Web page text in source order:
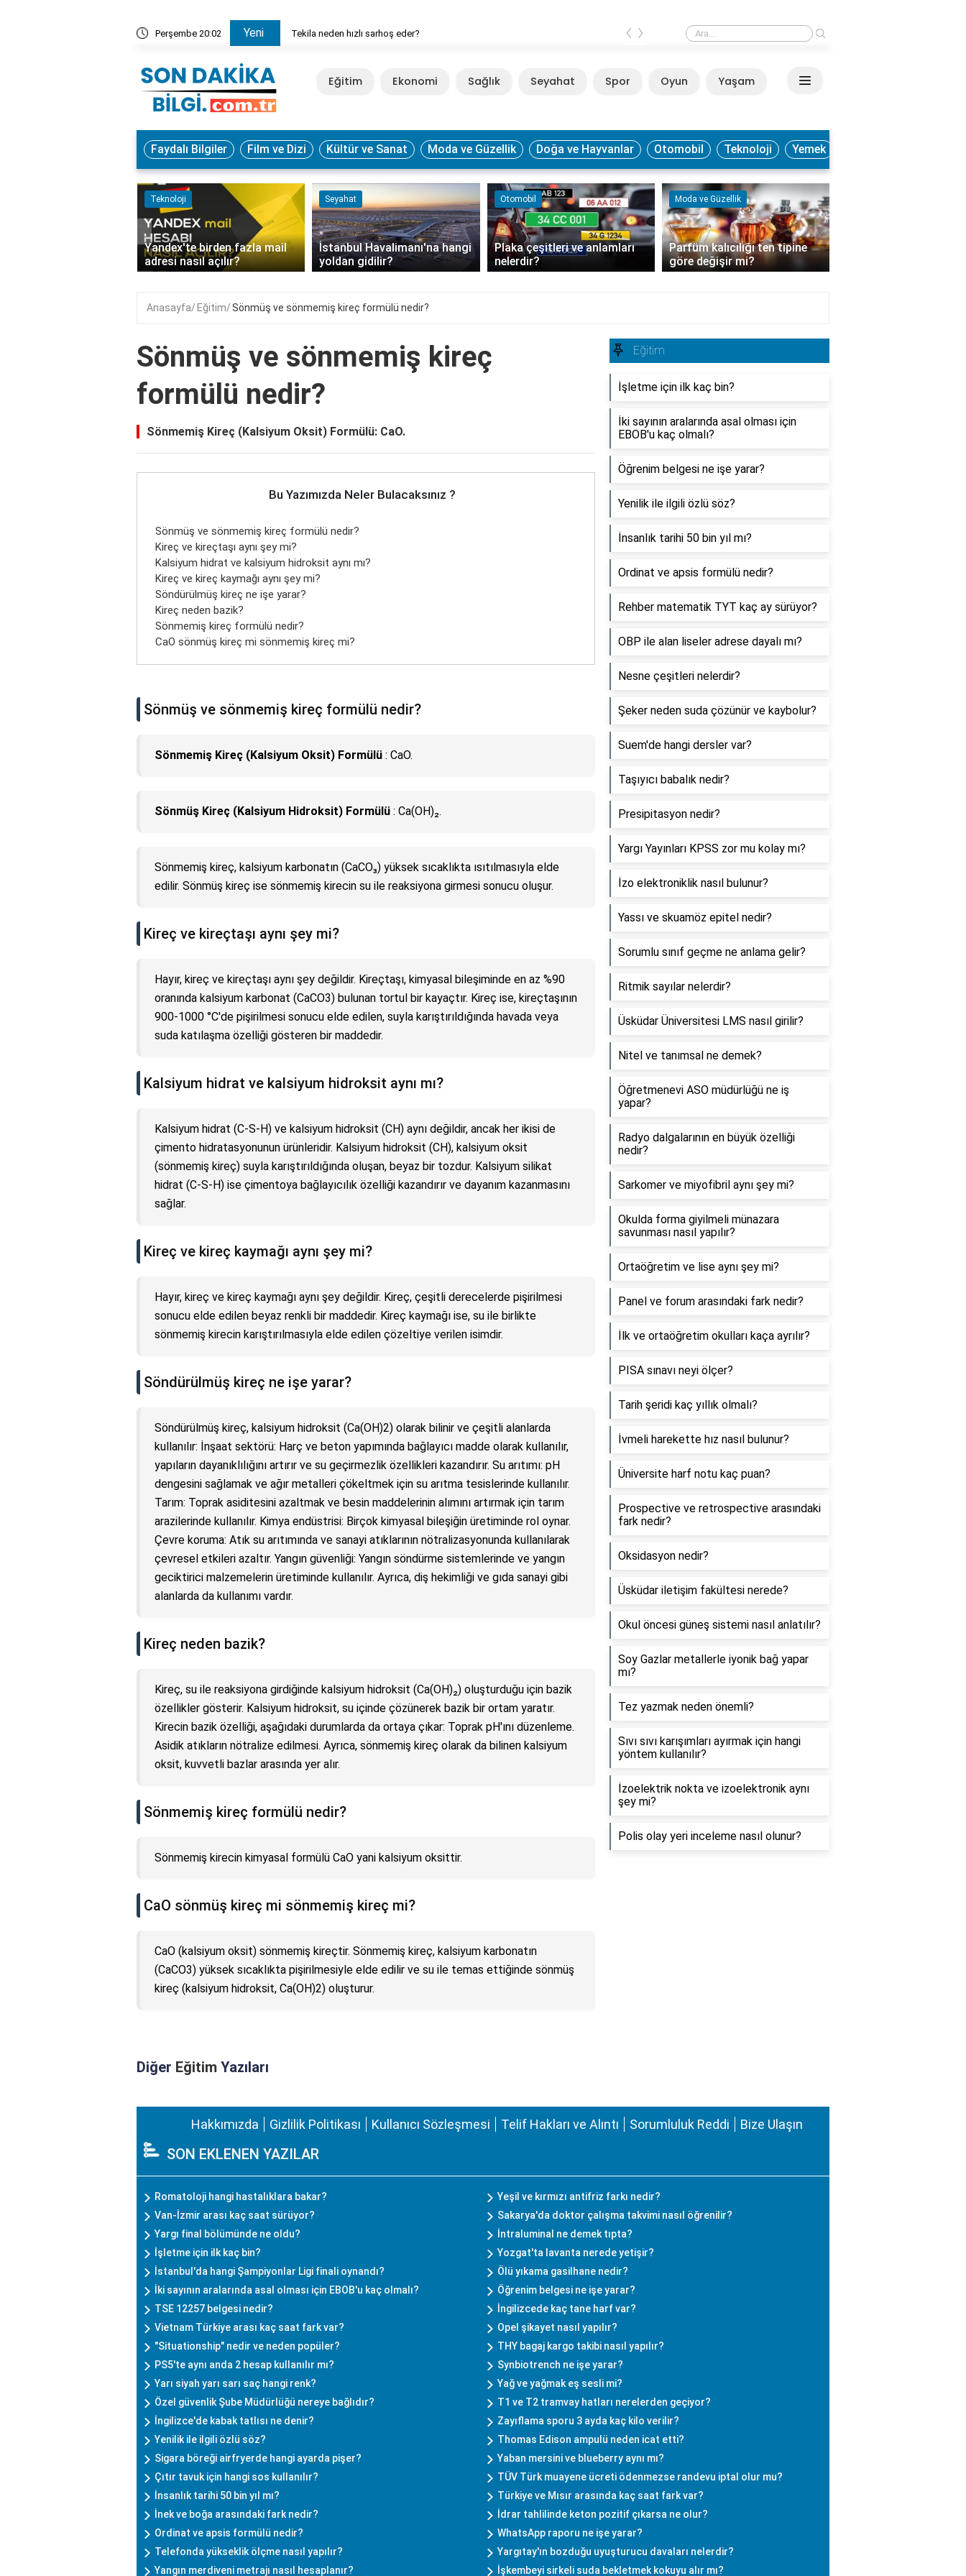
Perşembe 20:02 Yeni Tekila neden hızlı sarhoş eder? Sülfit hangi besinlerde bulunur?
‹ ›
Eğitim Ekonomi Sağlık Seyahat Spor Oyun Yaşam
Faydalı Bilgiler Film ve Dizi Kültür ve Sanat Moda ve Güzellik Doğa ve Hayvanlar Otomobil Teknoloji Yemek
Teknoloji
Yandex'te birden fazla mail
adresi nasıl açılır?
Seyahat
İstanbul Havalimanı'na hangi
yoldan gidilir?
Otomobil
Plaka çeşitleri ve anlamları
nelerdir?
Moda ve Güzellik
Parfüm kalıcılığı ten tipine
göre değişir mi?
‹ ›
Anasayfa Eğitim Sönmüş ve sönmemiş kireç formülü nedir?
Sönmüş ve sönmemiş kireç
formülü nedir?
Sönmemiş Kireç (Kalsiyum Oksit) Formülü: CaO.
Bu Yazımızda Neler Bulacaksınız ?
Sönmüş ve sönmemiş kireç formülü nedir?
Kireç ve kireçtaşı aynı şey mi?
Kalsiyum hidrat ve kalsiyum hidroksit aynı mı?
Kireç ve kireç kaymağı aynı şey mi?
Söndürülmüş kireç ne işe yarar?
Kireç neden bazik?
Sönmemiş kireç formülü nedir?
CaO sönmüş kireç mi sönmemiş kireç mi?
Sönmüş ve sönmemiş kireç formülü nedir?
Sönmemiş Kireç (Kalsiyum Oksit) Formülü : CaO.
Sönmüş Kireç (Kalsiyum Hidroksit) Formülü : Ca(OH)₂.
Sönmemiş kireç, kalsiyum karbonatın (CaCO₃) yüksek sıcaklıkta ısıtılmasıyla elde
edilir. Sönmüş kireç ise sönmemiş kirecin su ile reaksiyona girmesi sonucu oluşur.
Kireç ve kireçtaşı aynı şey mi?
Hayır, kireç ve kireçtaşı aynı şey değildir. Kireçtaşı, kimyasal bileşiminde en az %90
oranında kalsiyum karbonat (CaCO3) bulunan tortul bir kayaçtır. Kireç ise, kireçtaşının
900-1000 °C'de pişirilmesi sonucu elde edilen, suyla karıştırıldığında havada veya
suda katılaşma özelliği gösteren bir maddedir.
Kalsiyum hidrat ve kalsiyum hidroksit aynı mı?
Kalsiyum hidrat (C-S-H) ve kalsiyum hidroksit (CH) aynı değildir, ancak her ikisi de
çimento hidratasyonunun ürünleridir. Kalsiyum hidroksit (CH), kalsiyum oksit
(sönmemiş kireç) suyla karıştırıldığında oluşan, beyaz bir tozdur. Kalsiyum silikat
hidrat (C-S-H) ise çimentoya bağlayıcılık özelliği kazandırır ve dayanım kazanmasını
sağlar.
Kireç ve kireç kaymağı aynı şey mi?
Hayır, kireç ve kireç kaymağı aynı şey değildir. Kireç, çeşitli derecelerde pişirilmesi
sonucu elde edilen beyaz renkli bir maddedir. Kireç kaymağı ise, su ile birlikte
sönmemiş kirecin karıştırılmasıyla elde edilen çözeltiye verilen isimdir.
Söndürülmüş kireç ne işe yarar?
Söndürülmüş kireç, kalsiyum hidroksit (Ca(OH)2) olarak bilinir ve çeşitli alanlarda
kullanılır: İnşaat sektörü: Harç ve beton yapımında bağlayıcı madde olarak kullanılır,
yapıların dayanıklılığını artırır ve su geçirmezlik özellikleri kazandırır. Su arıtımı: pH
dengesini sağlamak ve ağır metalleri çökeltmek için su arıtma tesislerinde kullanılır.
Tarım: Toprak asiditesini azaltmak ve besin maddelerinin alımını artırmak için tarım
arazilerinde kullanılır. Kimya endüstrisi: Birçok kimyasal bileşiğin üretiminde rol oynar.
Çevre koruma: Atık su arıtımında ve sanayi atıklarının nötralizasyonunda kullanılarak
çevresel etkileri azaltır. Yangın güvenliği: Yangın söndürme sistemlerinde ve yangın
geciktirici malzemelerin üretiminde kullanılır. Ayrıca, diş hekimliği ve gıda sanayi gibi
alanlarda da kullanımı vardır.
Kireç neden bazik?
Kireç, su ile reaksiyona girdiğinde kalsiyum hidroksit (Ca(OH)₂) oluşturduğu için bazik
özellikler gösterir. Kalsiyum hidroksit, su içinde çözünerek bazik bir ortam yaratır.
Kirecin bazik özelliği, aşağıdaki durumlarda da ortaya çıkar: Toprak pH'ını düzenleme.
Asidik atıkların nötralize edilmesi. Ayrıca, sönmemiş kireç olarak da bilinen kalsiyum
oksit, kuvvetli bazlar arasında yer alır.
Sönmemiş kireç formülü nedir?
Sönmemiş kirecin kimyasal formülü CaO yani kalsiyum oksittir.
CaO sönmüş kireç mi sönmemiş kireç mi?
CaO (kalsiyum oksit) sönmemiş kireçtir. Sönmemiş kireç, kalsiyum karbonatın
(CaCO3) yüksek sıcaklıkta pişirilmesiyle elde edilir ve su ile temas ettiğinde sönmüş
kireç (kalsiyum hidroksit, Ca(OH)2) oluşturur.
Diğer Eğitim Yazıları
Eğitim
İşletme için ilk kaç bin?
İki sayının aralarında asal olması için
EBOB'u kaç olmalı?
Öğrenim belgesi ne işe yarar?
Yenilik ile ilgili özlü söz?
İnsanlık tarihi 50 bin yıl mı?
Ordinat ve apsis formülü nedir?
Rehber matematik TYT kaç ay sürüyor?
OBP ile alan liseler adrese dayalı mı?
Nesne çeşitleri nelerdir?
Şeker neden suda çözünür ve kaybolur?
Suem'de hangi dersler var?
Taşıyıcı babalık nedir?
Presipitasyon nedir?
Yargı Yayınları KPSS zor mu kolay mı?
İzo elektroniklik nasıl bulunur?
Yassı ve skuamöz epitel nedir?
Sorumlu sınıf geçme ne anlama gelir?
Ritmik sayılar nelerdir?
Üsküdar Üniversitesi LMS nasıl girilir?
Nitel ve tanımsal ne demek?
Öğretmenevi ASO müdürlüğü ne iş
yapar?
Radyo dalgalarının en büyük özelliği
nedir?
Sarkomer ve miyofibril aynı şey mi?
Okulda forma giyilmeli münazara
savunması nasıl yapılır?
Ortaöğretim ve lise aynı şey mi?
Panel ve forum arasındaki fark nedir?
İlk ve ortaöğretim okulları kaça ayrılır?
PISA sınavı neyi ölçer?
Tarih şeridi kaç yıllık olmalı?
İvmeli harekette hız nasıl bulunur?
Üniversite harf notu kaç puan?
Prospective ve retrospective arasındaki
fark nedir?
Oksidasyon nedir?
Üsküdar iletişim fakültesi nerede?
Okul öncesi güneş sistemi nasıl anlatılır?
Soy Gazlar metallerle iyonik bağ yapar
mı?
Tez yazmak neden önemli?
Sıvı sıvı karışımları ayırmak için hangi
yöntem kullanılır?
İzoelektrik nokta ve izoelektronik aynı
şey mi?
Polis olay yeri inceleme nasıl olunur?
Hakkımızda Gizlilik Politikası Kullanıcı Sözleşmesi Telif Hakları ve Alıntı Sorumluluk Reddi Bize Ulaşın
SON EKLENEN YAZILAR
Romatoloji hangi hastalıklara bakar?
Yeşil ve kırmızı antifriz farkı nedir?
Van-İzmir arası kaç saat sürüyor?
Sakarya'da doktor çalışma takvimi nasıl öğrenilir?
Yargı final bölümünde ne oldu?
İntraluminal ne demek tıpta?
İşletme için ilk kaç bin?
Yozgat'ta lavanta nerede yetişir?
İstanbul'da hangi Şampiyonlar Ligi finali oynandı?
Ölü yıkama gasilhane nedir?
İki sayının aralarında asal olması için EBOB'u kaç olmalı?
Öğrenim belgesi ne işe yarar?
TSE 12257 belgesi nedir?
İngilizcede kaç tane harf var?
Vietnam Türkiye arası kaç saat fark var?
Opel şikayet nasıl yapılır?
"Situationship" nedir ve neden popüler?
THY bagaj kargo takibi nasıl yapılır?
PS5'te aynı anda 2 hesap kullanılır mı?
Synbiotrench ne işe yarar?
Yarı siyah yarı sarı saç hangi renk?
Yağ ve yağmak eş sesli mi?
Özel güvenlik Şube Müdürlüğü nereye bağlıdır?
T1 ve T2 tramvay hatları nerelerden geçiyor?
İngilizce'de kabak tatlısı ne denir?
Zayıflama sporu 3 ayda kaç kilo verilir?
Yenilik ile ilgili özlü söz?
Thomas Edison ampulü neden icat etti?
Sigara böreği airfryerde hangi ayarda pişer?
Yaban mersini ve blueberry aynı mı?
Çıtır tavuk için hangi sos kullanılır?
TÜV Türk muayene ücreti ödenmezse randevu iptal olur mu?
İnsanlık tarihi 50 bin yıl mı?
Türkiye ve Mısır arasında kaç saat fark var?
İnek ve boğa arasındaki fark nedir?
İdrar tahlilinde keton pozitif çıkarsa ne olur?
Ordinat ve apsis formülü nedir?
WhatsApp raporu ne işe yarar?
Telefonda yükseklik ölçme nasıl yapılır?
Yargıtay'ın bozduğu uyuşturucu davaları nelerdir?
Yangın merdiveni metrajı nasıl hesaplanır?
İşkembeyi sirkeli suda bekletmek kokuyu alır mı?